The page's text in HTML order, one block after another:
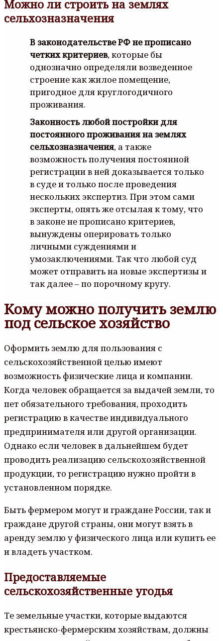
Можно ли строить на землях
сельхозназначения
В законодательстве РФ не прописано
четких критериев, которые бы
однозначно определяли возведенное
строение как жилое помещение,
пригодное для круглогодичного
проживания.
Законность любой постройки для
постоянного проживания на землях
сельхозназначения, а также
возможность получения постоянной
регистрации в ней доказывается только
в суде и только после проведения
нескольких экспертиз. При этом сами
эксперты, опять же отсылая к тому, что
в законе не прописано критериев,
вынуждены оперировать только
личными суждениями и
умозаключениями. Так что любой суд
может отправить на новые экспертизы и
так далее – по порочному кругу.
Кому можно получить землю
под сельское хозяйство
Оформить землю для пользования с
сельскохозяйственной целью имеют
возможность физические лица и компании.
Когда человек обращается за выдачей земли, то
пет обязательного требования, проходить
регистрацию в качестве индивидуального
предпринимателя или другой организации.
Однако если человек в дальнейшем будет
проводить реализацию сельскохозяйственной
продукции, то регистрацию нужно пройти в
установленном порядке.
Быть фермером могут и граждане России, так и
граждане другой страны, они могут взять в
аренду землю у физического лица или купить ее
и владеть участком.
Предоставляемые
сельскохозяйственные угодья
Те земельные участки, которые выдаются
крестьянско-фермерским хозяйствам, должны